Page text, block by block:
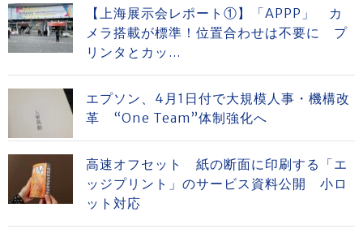
【上海展示会レポート①】「APPP」 カ
メラ搭載が標準！位置合わせは不要に プ
リンタとカッ...
エプソン、4月1日付で大規模人事・機構改
革 “One Team”体制強化へ
高速オフセット 紙の断面に印刷する「エ
ッジプリント」のサービス資料公開 小ロ
ット対応